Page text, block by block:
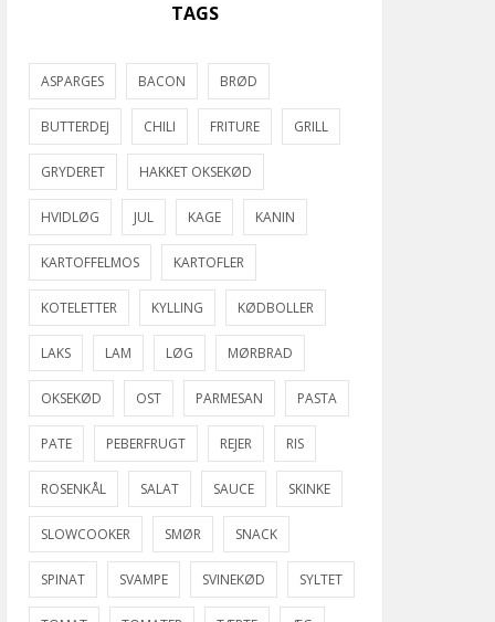
TAGS
ASPARGES BACON BRØD
BUTTERDEJ CHILI FRITURE GRILL
GRYDERET HAKKET OKSEKØD
HVIDLØG JUL KAGE KANIN
KARTOFFELMOS KARTOFLER
KOTELETTER KYLLING KØDBOLLER
LAKS LAM LØG MØRBRAD
OKSEKØD OST PARMESAN PASTA
PATE PEBERFRUGT REJER RIS
ROSENKÅL SALAT SAUCE SKINKE
SLOWCOOKER SMØR SNACK
SPINAT SVAMPE SVINEKØD SYLTET